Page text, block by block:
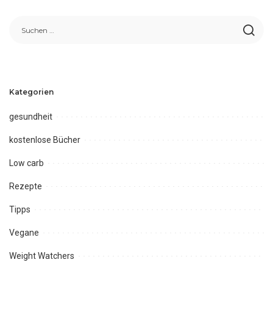
Kategorien
gesundheit
kostenlose Bücher
Low carb
Rezepte
Tipps
Vegane
Weight Watchers